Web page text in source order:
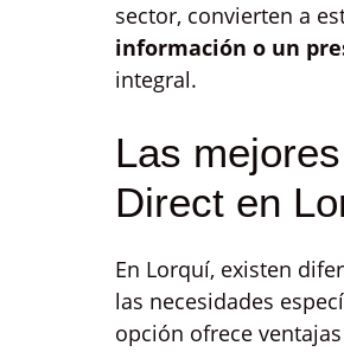
sector, convierten a
información o un
integral.
Las
Direct en
En Lorquí, existen
las necesidades
opción ofrece